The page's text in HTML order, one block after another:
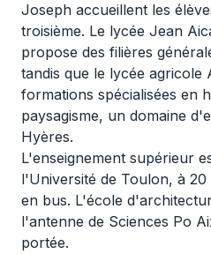
Joseph accueillent les
troisième. Le lycée Jean
propose des filières
tandis que le lycée agricole
formations spécialisées en
paysagisme, un domaine
Hyères.
L'enseignement supérieur
l'Université de Toulon, à
en bus. L'école
l'antenne de Sciences Po
portée.